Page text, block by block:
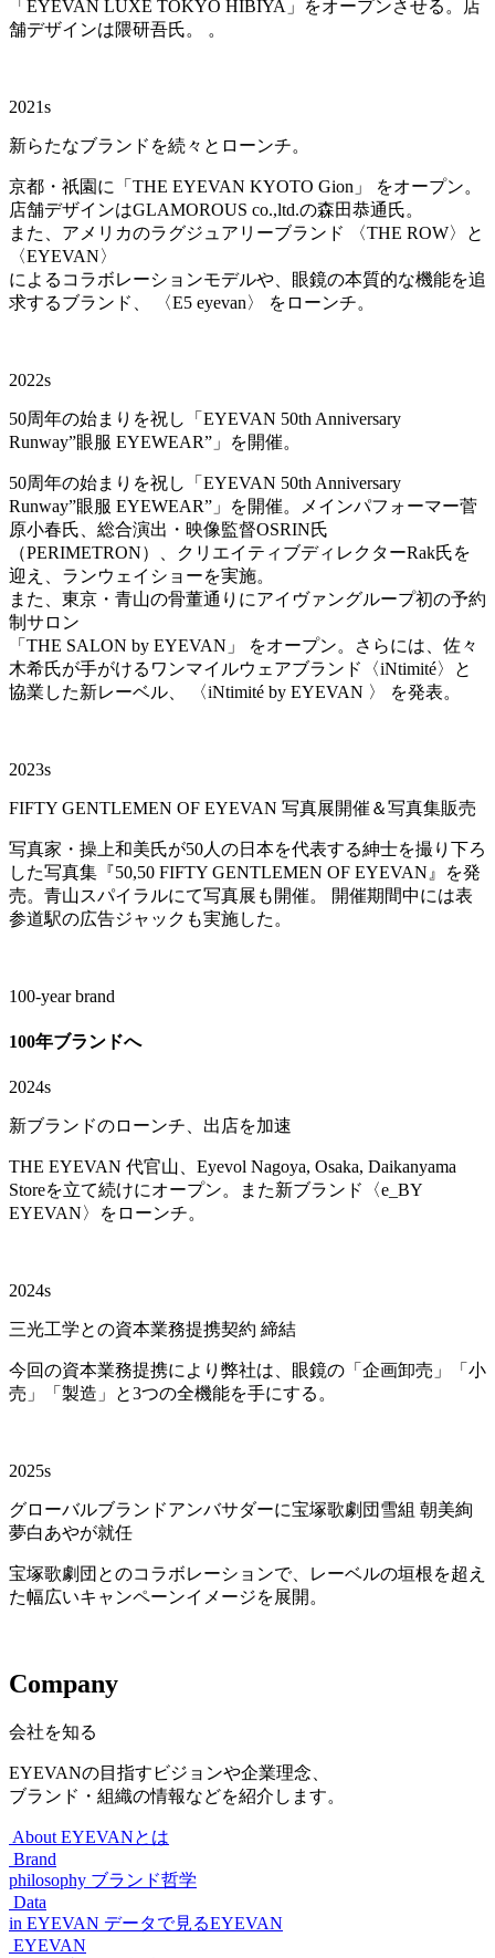
「EYEVAN LUXE TOKYO HIBIYA」をオープンさせる。店
舗デザインは隈研吾氏。 。
2021s
新らたなブランドを続々とローンチ。
京都・祇園に「THE EYEVAN KYOTO Gion」 をオープン。
店舗デザインはGLAMOROUS co.,ltd.の森田恭通氏。
また、アメリカのラグジュアリーブランド 〈THE ROW〉と
〈EYEVAN〉
によるコラボレーションモデルや、眼鏡の本質的な機能を追
求するブランド、 〈E5 eyevan〉 をローンチ。
2022s
50周年の始まりを祝し「EYEVAN 50th Anniversary
Runway”眼服 EYEWEAR”」を開催。
50周年の始まりを祝し「EYEVAN 50th Anniversary
Runway”眼服 EYEWEAR”」を開催。メインパフォーマー菅
原小春氏、総合演出・映像監督OSRIN氏
（PERIMETRON）、クリエイティブディレクターRak氏を
迎え、ランウェイショーを実施。
また、東京・青山の骨董通りにアイヴァングループ初の予約
制サロン
「THE SALON by EYEVAN」 をオープン。さらには、佐々
木希氏が手がけるワンマイルウェアブランド〈iNtimité〉と
協業した新レーベル、 〈iNtimité by EYEVAN 〉 を発表。
2023s
FIFTY GENTLEMEN OF EYEVAN 写真展開催＆写真集販売
写真家・操上和美氏が50人の日本を代表する紳士を撮り下ろ
した写真集『50,50 FIFTY GENTLEMEN OF EYEVAN』を発
売。青山スパイラルにて写真展も開催。 開催期間中には表
参道駅の広告ジャックも実施した。
100-year brand
100年ブランドへ
2024s
新ブランドのローンチ、出店を加速
THE EYEVAN 代官山、Eyevol Nagoya, Osaka, Daikanyama
Storeを立て続けにオープン。また新ブランド〈e_BY
EYEVAN〉をローンチ。
2024s
三光工学との資本業務提携契約 締結
今回の資本業務提携により弊社は、眼鏡の「企画卸売」「小
売」「製造」と3つの全機能を手にする。
2025s
グローバルブランドアンバサダーに宝塚歌劇団雪組 朝美絢
夢白あやが就任
宝塚歌劇団とのコラボレーションで、レーベルの垣根を超え
た幅広いキャンペーンイメージを展開。
Company
会社を知る
EYEVANの目指すビジョンや企業理念、
ブランド・組織の情報などを紹介します。
About EYEVANとは
Brand
philosophy ブランド哲学
Data
in EYEVAN データで見るEYEVAN
EYEVAN